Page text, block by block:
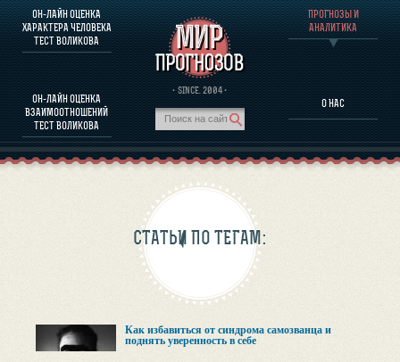
ОН-ЛАЙН ОЦЕНКА
ХАРАКТЕРА ЧЕЛОВЕКА
ТЕСТ ВОЛИКОВА
ОН-ЛАЙН ОЦЕНКА
ВЗАИМООТНОШЕНИЙ
ТЕСТ ВОЛИКОВА
· SINCE. 2004 ·
ПРОГНОЗЫ И
АНАЛИТИКА
О НАС
О ПРОГРАММЕ
ОЦЕНКА ХАРАКТЕРA ЧЕЛОВЕКА
ОЦЕНКА ХАРАКТЕРА ВЫДАЮЩИХСЯ ЛИЧНОСТЕЙ
О ПРОГРАММЕ
ПРОГНОЗЫ И АНАЛИТИКА
СТАТЬИ ПО ТЕГАМ:
Как избавиться от синдрома самозванца и
поднять уверенность в себе